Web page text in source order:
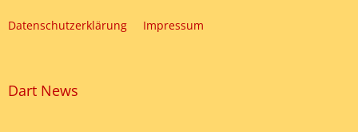
Datenschutzerklärung Impressum
Dart News